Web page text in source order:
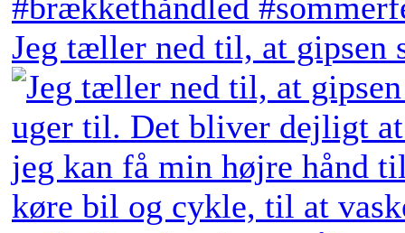
Jeg tæller ned til, at gipsen